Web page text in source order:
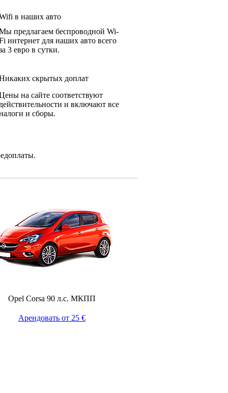
в наших авто
предлагаем беспроводной Wi-
интернет для наших авто всего
3 евро в сутки.
скрытых доплат
на сайте соответствуют
и включают все
и сборы.
Opel Corsa 90 л.с. МКПП
Арендовать от 25 €